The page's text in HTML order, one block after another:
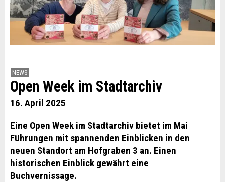
NEWS
Open Week im Stadtarchiv
16. April 2025
Eine Open Week im Stadtarchiv bietet im Mai
Führungen mit spannenden Einblicken in den
neuen Standort am Hofgraben 3 an. Einen
historischen Einblick gewährt eine
Buchvernissage.